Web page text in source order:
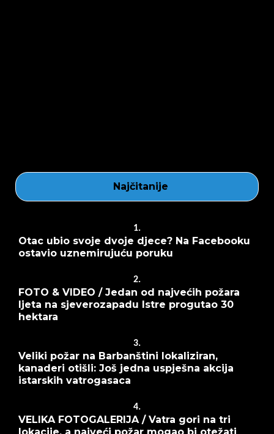
Najčitanije
1.
Otac ubio svoje dvoje djece? Na Facebooku
ostavio uznemirujuću poruku
2.
FOTO & VIDEO / Jedan od najvećih požara
ljeta na sjeverozapadu Istre progutao 30
hektara
3.
Veliki požar na Barbanštini lokaliziran,
kanaderi otišli: Još jedna uspješna akcija
istarskih vatrogasaca
4.
VELIKA FOTOGALERIJA / Vatra gori na tri